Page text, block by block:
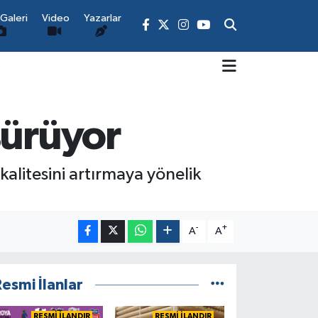
Video Yazarlar
artırmaya yönelik
A- A+
İlanlar
RESMİ İLANDIR RESMİ İLANDIR